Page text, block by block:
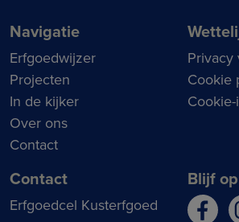
Navigatie
Erfgoedwijzer
Projecten
In de kijker
Over ons
Contact
Privacy
Cookie
Contact
Erfgoedcel Kusterfgoed
Blijf